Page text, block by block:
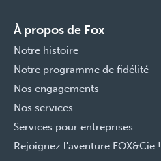
À propos de Fox
Notre histoire
Notre programme de fidélité
Nos engagements
Nos services
Services pour entreprises
Rejoignez l'aventure FOX&Cie !